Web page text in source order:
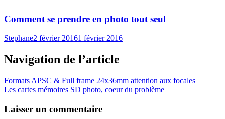
Comment se prendre en photo tout seul
Stephane2 février 20161 février 2016
Navigation de l’article
Formats APSC & Full frame 24x36mm attention aux focales
Les cartes mémoires SD photo, coeur du problème
Laisser un commentaire